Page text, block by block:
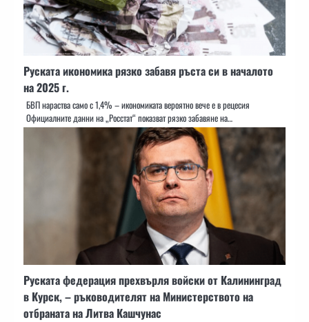
Руската икономика рязко забавя ръста си в началото
на 2025 г.
БВП нараства само с 1,4% – икономиката вероятно вече е в рецесия
Официалните данни на „Росстат“ показват рязко забавяне на…
Руската федерация прехвърля войски от Калининград
в Курск, – ръководителят на Министерството на
отбраната на Литва Кашчунас